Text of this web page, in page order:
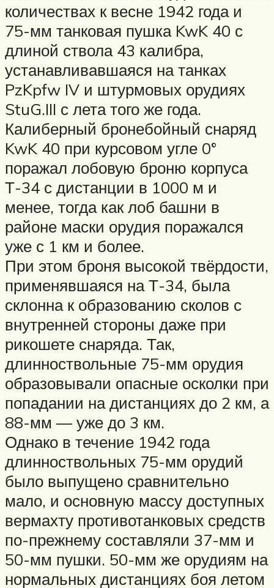
количествах к весне 1942 года и
75-мм танковая пушка KwK 40 с
длиной ствола 43 калибра,
устанавливавшаяся на танках
PzKpfw IV и штурмовых орудиях
StuG.III с лета того же года.
Калиберный бронебойный снаряд
KwK 40 при курсовом угле 0°
поражал лобовую броню корпуса
Т-34 с дистанции в 1000 м и
менее, тогда как лоб башни в
районе маски орудия поражался
уже с 1 км и более.
При этом броня высокой твёрдости,
применявшаяся на Т-34, была
склонна к образованию сколов с
внутренней стороны даже при
рикошете снаряда. Так,
длинноствольные 75-мм орудия
образовывали опасные осколки при
попадании на дистанциях до 2 км, а
88-мм — уже до 3 км.
Однако в течение 1942 года
длинноствольных 75-мм орудий
было выпущено сравнительно
мало, и основную массу доступных
вермахту противотанковых средств
по-прежнему составляли 37-мм и
50-мм пушки. 50-мм же орудиям на
нормальных дистанциях боя летом